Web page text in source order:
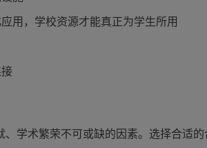
用，学校资源才能真正为学生所用
学术繁荣不可或缺的因素。选择合适